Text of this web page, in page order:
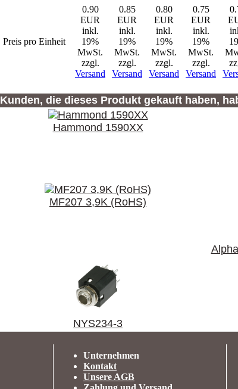
Preis pro Einheit
0.90
EUR
inkl.
19%
MwSt.
zzgl.
Versand
0.85
EUR
inkl.
19%
MwSt.
zzgl.
Versand
0.80
EUR
inkl.
19%
MwSt.
zzgl.
Versand
0.75
EUR
inkl.
19%
MwSt.
zzgl.
Versand
Kunden, die dieses Produkt gekauft haben,
Hammond 1590XX
MF207 3,9K (RoHS)
NYS234-3
Unternehmen
Kontakt
Unsere AGB